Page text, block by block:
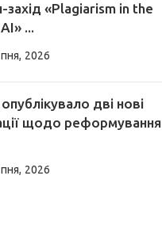
захід «Plagiarism in the
...
2026
дві нові
щодо реформування
2026